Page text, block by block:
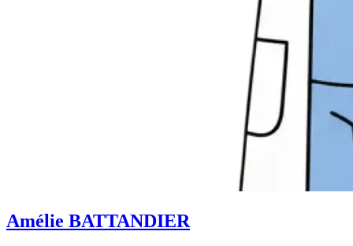
Amélie BATTANDIER